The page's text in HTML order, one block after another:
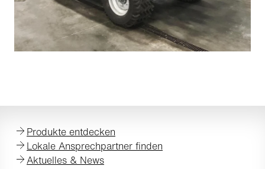
Produkte entdecken
Lokale Ansprechpartner finden
Aktuelles & News